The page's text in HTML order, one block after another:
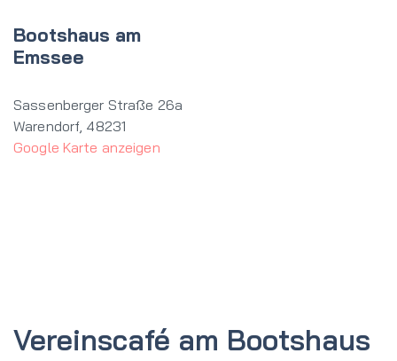
Bootshaus am
Emssee
Sassenberger Straße 26a
Warendorf, 48231
Google Karte anzeigen
Vereinscafé am Bootshaus